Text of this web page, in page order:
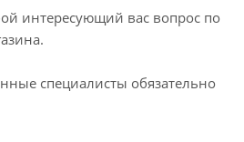
интересующий вас вопрос по
специалисты обязательно